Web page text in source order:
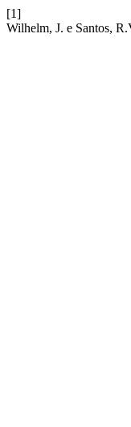
[1]
Wilhelm, J. e Santos,